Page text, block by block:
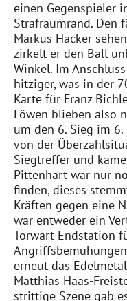
einen Gegenspieler
Strafraumrand. Den
Markus Hacker
zirkelt er den Ball
Winkel. Im
hitziger, was in der
Karte für Franz
Löwen blieben also
um den 6. Sieg im
von der
Siegtreffer und
Pittenhart war nur
finden, dieses
Kräften gegen eine
war entweder ein
Torwart Endstation
erneut das
Matthias Haas-
strittige Szene gab